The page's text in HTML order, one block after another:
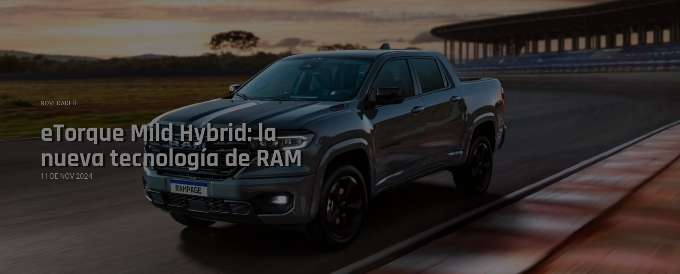
NOVEDADES
eTorque Mild Hybrid: la
nueva tecnología de RAM
11 DE NOV 2024